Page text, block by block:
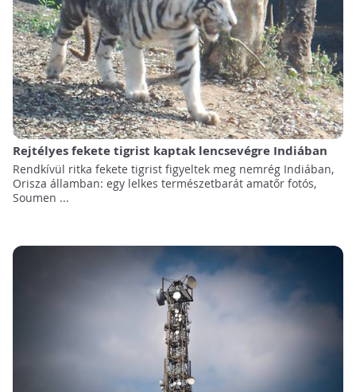
Rejtélyes fekete tigrist kaptak lencsevégre Indiában
Rendkívül ritka fekete tigrist figyeltek meg nemrég Indiában,
Orisza államban: egy lelkes természetbarát amatőr fotós,
Soumen ...